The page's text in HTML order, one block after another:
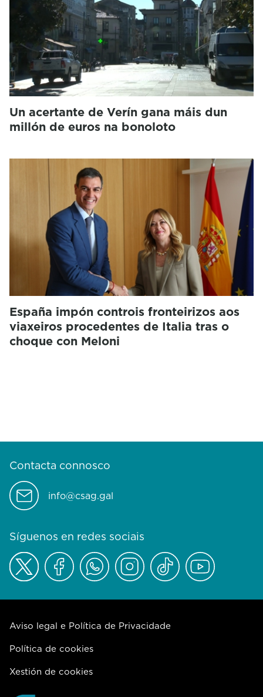
Un acertante de Verín gana máis dun
millón de euros na bonoloto
España impón controis fronteirizos aos
viaxeiros procedentes de Italia tras o
choque con Meloni
Contacta connosco
info@csag.gal
Síguenos en redes sociais
Aviso legal e Política de Privacidade
Política de cookies
Xestión de cookies